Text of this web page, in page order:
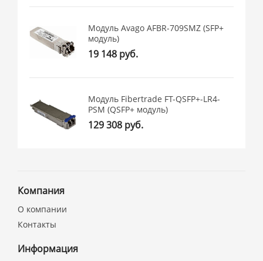
Модуль Avago AFBR-709SMZ (SFP+
модуль)
19 148 руб.
Модуль Fibertrade FT-QSFP+-LR4-
PSM (QSFP+ модуль)
129 308 руб.
Компания
О компании
Контакты
Информация